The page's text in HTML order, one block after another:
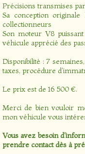
Précisions transmises
Sa conception
collectionneurs
Son moteur V8
véhicule apprécié des
Disponibilité : 7
taxes, procédure
Le prix est de 16 500 €.
Merci de bien vouloir
mon véhicule vous
Vous avez besoin
prendre contact dès à